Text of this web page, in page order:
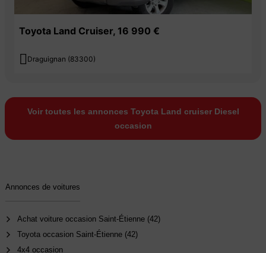
Toyota Land Cruiser, 16 990 €
 Draguignan (83300)
Voir toutes les annonces Toyota Land cruiser Diesel
occasion
Annonces de voitures
Achat voiture occasion Saint-Étienne (42)
Toyota occasion Saint-Étienne (42)
4x4 occasion